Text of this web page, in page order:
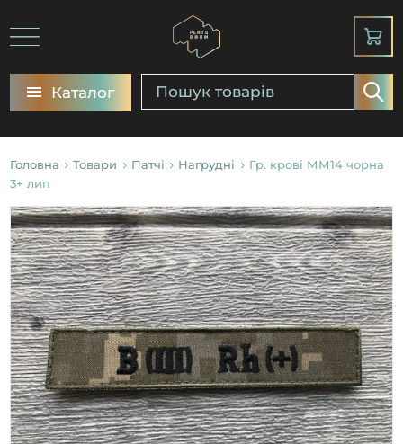
Каталог
Головна Товари Патчі Нагрудні
Гр. крові ММ14 чорна
3+ лип